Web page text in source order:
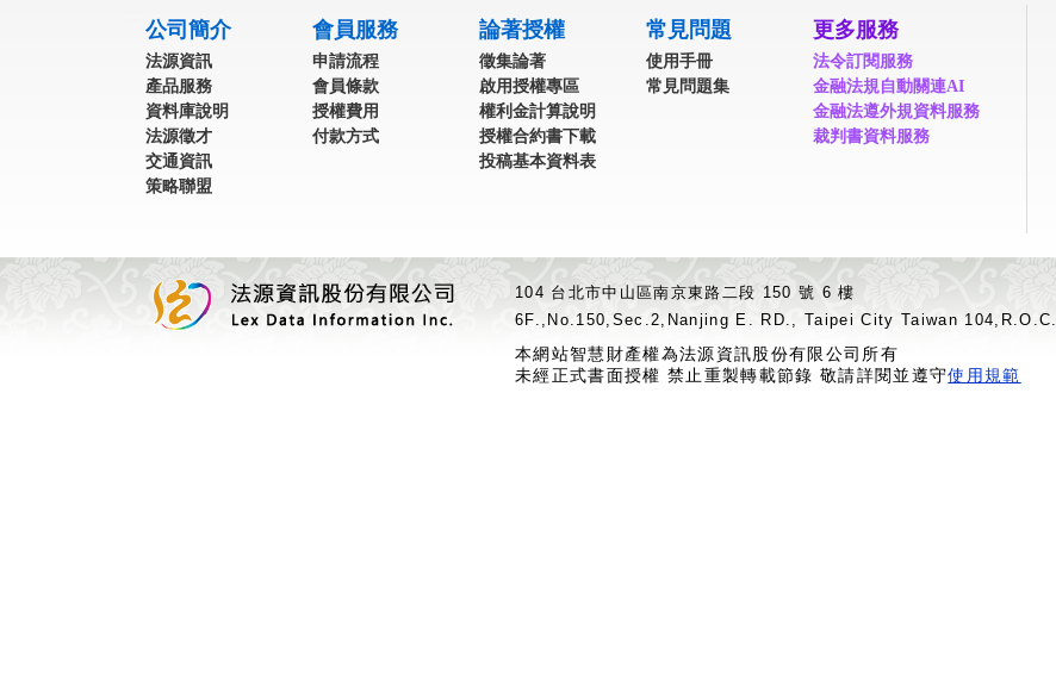
公司簡介
法源資訊
產品服務
資料庫說明
法源徵才
交通資訊
策略聯盟
會員服務
申請流程
會員條款
授權費用
付款方式
論著授權
徵集論著
啟用授權專區
權利金計算說明
授權合約書下載
投稿基本資料表
常見問題
使用手冊
常見問題集
更多服務
法令訂閱服務
金融法規自動關連AI
金融法遵外規資料服務
裁判書資料服務
104 台北市中山區南京東路二段 150 號 6 樓
6F.,No.150,Sec.2,Nanjing E. RD., Taipei City Taiwan 104,R.O.C.
本網站智慧財產權為法源資訊股份有限公司所有
未經正式書面授權 禁止重製轉載節錄 敬請詳閱並遵守使用規範